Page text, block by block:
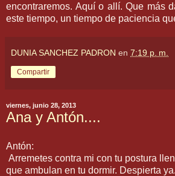
encontraremos. Aquí o allí. Que más
este tiempo, un tiempo de paciencia
DUNIA SANCHEZ PADRON en 7:19 p. m.
Compartir
viernes, junio 28, 2013
Ana y Antón....
Antón:
Arremetes contra mi con tu postura
que ambulan en tu dormir. Despierta